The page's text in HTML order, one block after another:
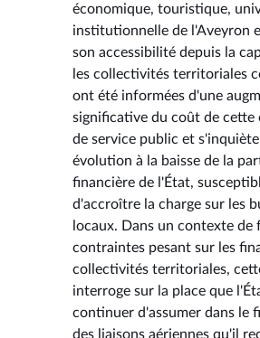
économique, touristique,
institutionnelle de l'Aveyron
son accessibilité depuis la
les collectivités territoriales
ont été informées d'une
significative du coût de cette
de service public et
évolution à la baisse de la
financière de l'État,
d'accroître la charge sur les
locaux. Dans un contexte de
contraintes pesant sur les
collectivités territoriales,
interroge sur la place que
continuer d'assumer dans le
des liaisons aériennes qu'il